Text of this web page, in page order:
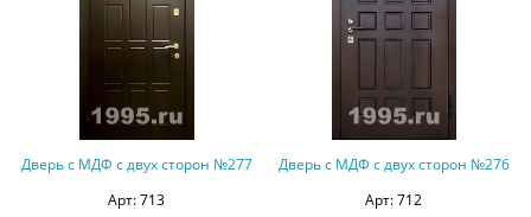
Дверь с МДФ с двух сторон №277
Арт: 713
Дверь с МДФ с двух сторон №276
Арт: 712